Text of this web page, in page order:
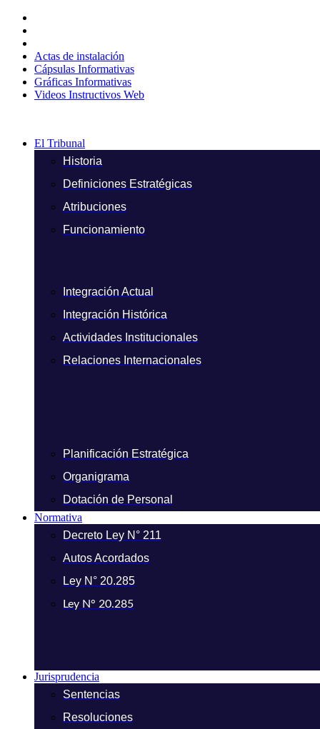
contenido
Actas de instalación
Cápsulas Informativas
Gráficas Informativas
Videos Instructivos Web
El Tribunal
Historia
Definiciones Estratégicas
Atribuciones
Funcionamiento
Integración Actual
Integración Histórica
Actividades Institucionales
Relaciones Internacionales
Planificación Estratégica
Organigrama
Dotación de Personal
Normativa
Decreto Ley N° 211
Autos Acordados
Ley N° 20.285
Ley N° 20.285
Jurisprudencia
Sentencias
Resoluciones